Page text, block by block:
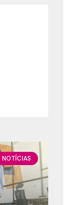
NOTÍCIAS